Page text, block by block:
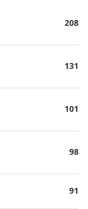
208
131
101
98
91